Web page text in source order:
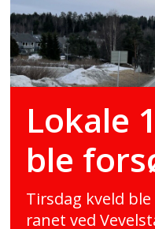
Lokale
ble
Tirsdag kveld
ranet ved